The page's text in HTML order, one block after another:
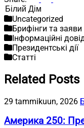
Пошук
Uncategorized
Брифінги та заяви
Інформаційні
Президентські дії
Статті
Related Posts
29 tammikuun, 2026
Америка 250: